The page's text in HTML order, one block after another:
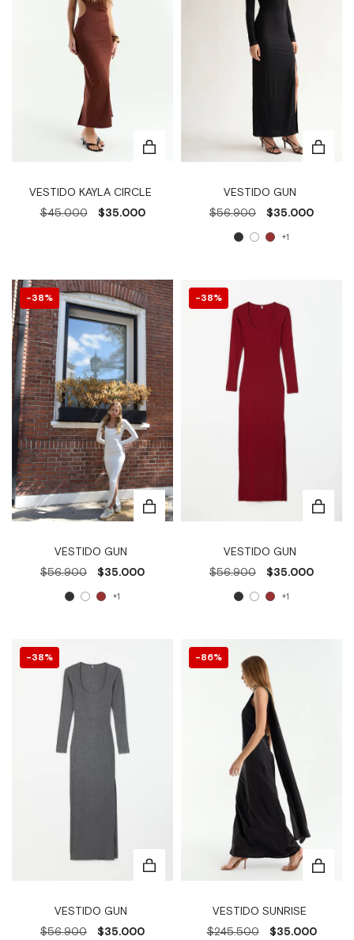
VESTIDO KAYLA CIRCLE
$45.000
$35.000
VESTIDO GUN
$56.900
$35.000
+1
38%
VESTIDO GUN
$56.900
$35.000
+1
38%
VESTIDO GUN
$56.900
$35.000
+1
38%
VESTIDO GUN
$56.900
$35.000
86%
VESTIDO SUNRISE
$245.500
$35.000